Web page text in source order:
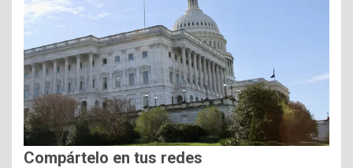
Compártelo en tus redes